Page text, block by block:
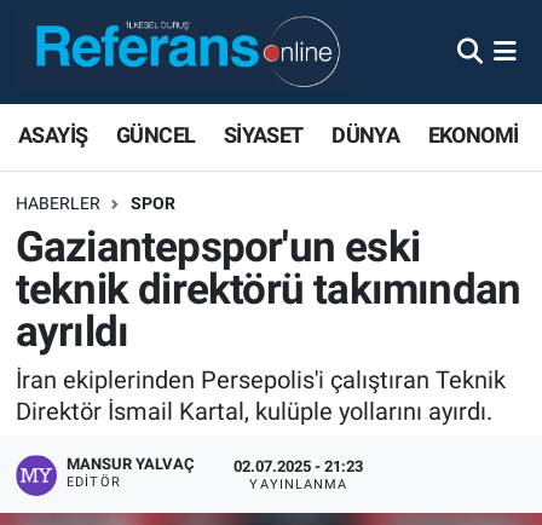
ASAYİŞ GÜNCEL SİYASET DÜNYA EKONOMİ
HABERLER SPOR
Gaziantepspor'un eski
teknik direktörü takımından
ayrıldı
İran ekiplerinden Persepolis'i çalıştıran Teknik
Direktör İsmail Kartal, kulüple yollarını ayırdı.
MANSUR YALVAÇ
EDITÖR
02.07.2025 - 21:23
YAYINLANMA